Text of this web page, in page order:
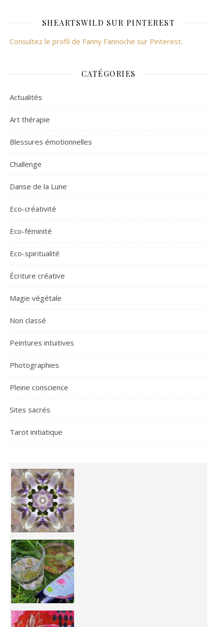
SHEARTSWILD SUR PINTEREST
Consultez le profil de Fanny Fannoche sur Pinterest.
CATÉGORIES
Actualités
Art thérapie
Blessures émotionnelles
Challenge
Danse de la Lune
Eco-créativité
Eco-féminité
Eco-spiritualité
Écriture créative
Magie végétale
Non classé
Peintures intuitives
Photographies
Pleine conscience
Sites sacrés
Tarot initiatique
Inhabit your body and understand its